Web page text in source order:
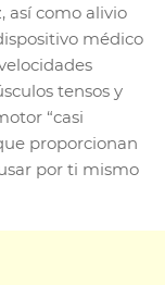
así como alivio
médico
tensos y
“casi
proporcionan
por ti mismo